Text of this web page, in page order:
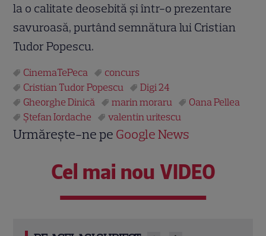
la o calitate deosebită și într-o prezentare
savuroasă, purtând semnătura lui Cristian
Tudor Popescu.
CinemaTePeca
concurs
Cristian Tudor Popescu
Digi 24
Gheorghe Dinică
marin moraru
Oana Pellea
Ştefan Iordache
valentin uritescu
Urmărește-ne pe Google News
Cel mai nou VIDEO